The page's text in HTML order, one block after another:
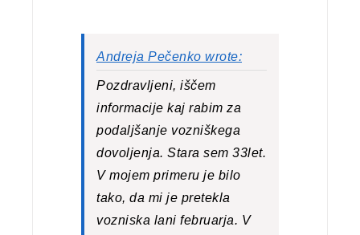
Andreja Pečenko wrote:
Pozdravljeni, iščem
informacije kaj rabim za
podaljšanje vozniškega
dovoljenja. Stara sem 33let.
V mojem primeru je bilo
tako, da mi je pretekla
vozniska lani februarja. V